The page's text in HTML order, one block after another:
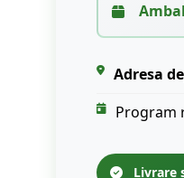
Adresa
Program
Livrare